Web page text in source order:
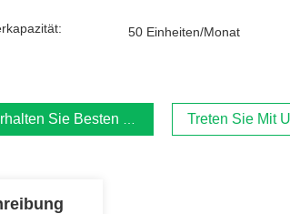
50 Einheiten/Monat
Sie Besten Preis Treten Sie Mit